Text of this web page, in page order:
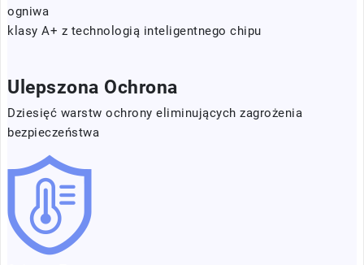
ogniwa
klasy A+ z technologią inteligentnego chipu
Ulepszona Ochrona
Dziesięć warstw ochrony eliminujących zagrożenia
bezpieczeństwa